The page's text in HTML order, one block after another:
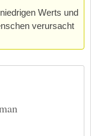
Werts und
verursacht